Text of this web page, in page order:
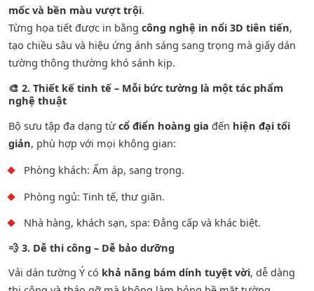
mốc và bền màu vượt trội.
Từng họa tiết được in bằng công nghệ in nổi 3D tiên tiến,
tạo chiều sâu và hiệu ứng ánh sáng sang trọng mà giấy dán
tường thông thường khó sánh kịp.
🎨 2. Thiết kế tinh tế – Mỗi bức tường là một tác phẩm
nghệ thuật
Bộ sưu tập đa dạng từcổ điển hoàng gia đến hiện đại tối
giản, phù hợp với mọi không gian:
Phòng khách: Ấm áp, sang trọng.
Phòng ngủ: Tinh tế, thư giãn.
Nhà hàng, khách sạn, spa: Đẳng cấp và khác biệt.
💨 3. Dễ thi công – Dễ bảo dưỡng
Vải dán tường Ý có khả năng bám dính tuyệt vời, dễ dàng